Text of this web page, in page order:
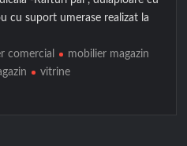
cu suport umerase realizat la
comercial
mobilier magazin
vitrine